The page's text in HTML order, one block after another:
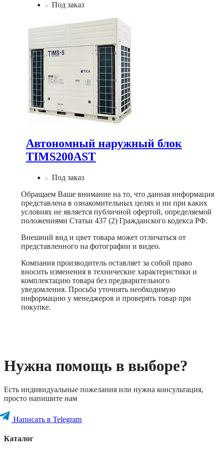
Под заказ
Автономный наружный блок
TIMS200AST
Под заказ
Обращаем Ваше внимание на то, что данная информация
представлена в ознакомительных целях и ни при каких
условиях не является публичной офертой, определяемой
положениями Статьи 437 (2) Гражданского кодекса РФ.
Внешний вид и цвет товара может отличаться от
представленного на фотографии и видео.
Компания производитель оставляет за собой право
вносить изменения в технические характеристики и
комплектацию товара без предварительного
уведомления. Просьба уточнять необходимую
информацию у менеджеров и проверять товар при
покупке.
Нужна помощь в выборе?
Есть индивидуальные пожелания или нужна консультация,
просто напишите нам
Написать в Telegram
Каталог